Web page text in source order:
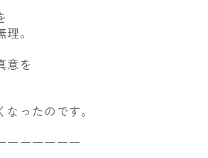
。
意を
ったのです。
ーーーーー